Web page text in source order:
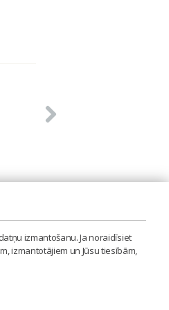
izmantošanu. Ja noraidīsiet
izmantotājiem un Jūsu tiesībām,